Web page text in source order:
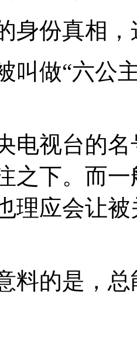
份真相，
做“六公主
视台的名
之下。而
理应会让
的是，总